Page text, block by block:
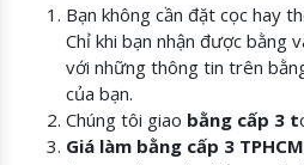
Bạn không cần đặt cọc hay
Chỉ khi bạn nhận được bằng
với những thông tin trên
của bạn.
Chúng tôi giao bằng cấp 3 t
Giá làm bằng cấp 3 TPHCM